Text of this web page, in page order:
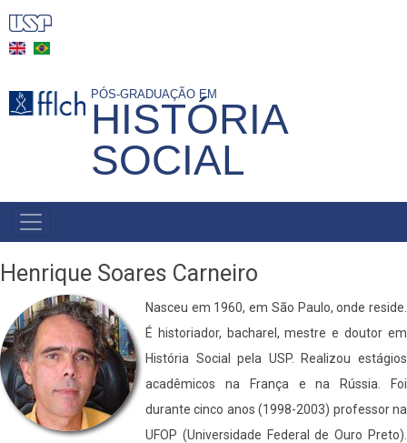
Pular
conteúdo
principal
PÓS-GRADUAÇÃO EM
HISTÓRIA
SOCIAL
MAIN
NAVIGATION
BR
Henrique Soares Carneiro
Nasceu em 1960, em São Paulo, onde reside.
É historiador, bacharel, mestre e doutor em
História Social pela USP. Realizou estágios
acadêmicos na França e na Rússia. Foi
durante cinco anos (1998-2003) professor na
UFOP (Universidade Federal de Ouro Preto).